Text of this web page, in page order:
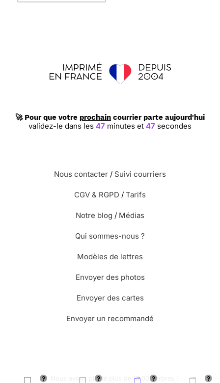
🚀 Pour que votre prochain courrier parte aujourd'hui
validez-le dans les 47 minutes et 46 secondes
Nous contacter / Suivi courriers
CGV & RGPD / Tarifs
Notre blog / Médias
Qui sommes-nous ?
Modèles de lettres
Envoyer des photos
Envoyer des cartes
Envoyer un recommandé
🌳 Nous avons planté plus de 13.000 arbres !